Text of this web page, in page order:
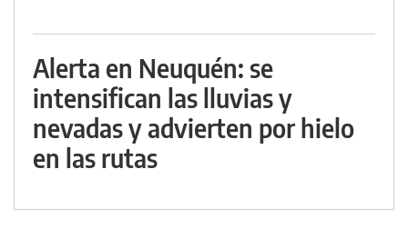
Alerta en Neuquén: se
intensifican las lluvias y
nevadas y advierten por hielo
en las rutas